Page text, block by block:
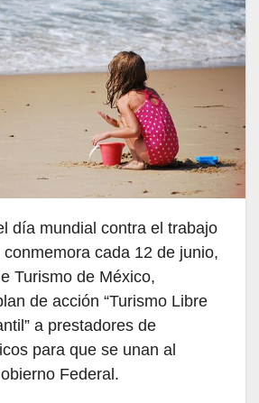
día mundial contra el trabajo
cada 12 de junio,
Turismo de México,
de acción “Turismo Libre
a prestadores de
para que se unan al
Federal.